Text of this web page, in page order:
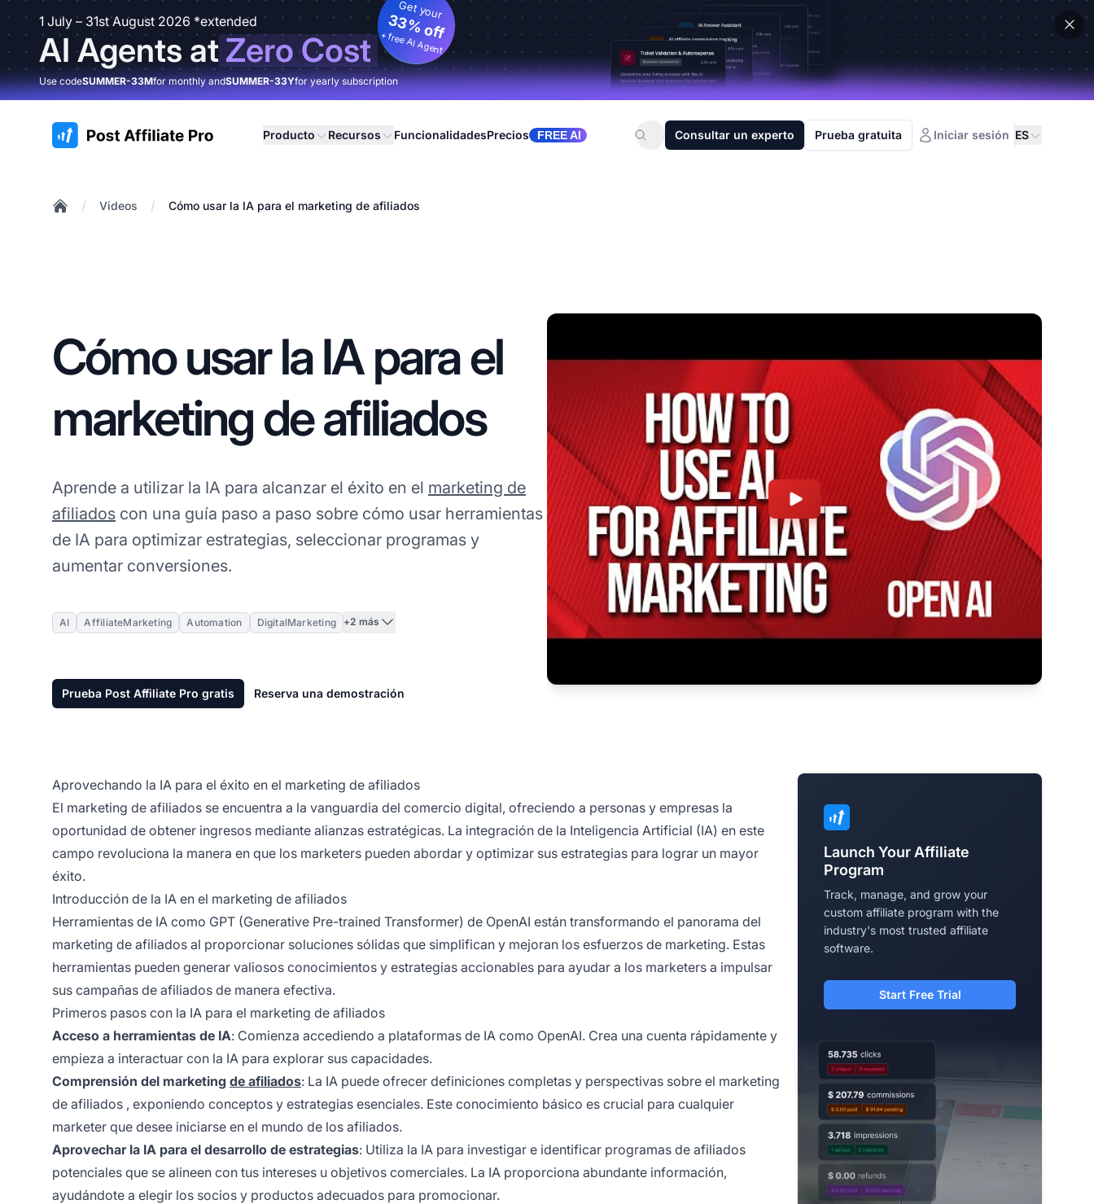
1 July – 31st August 2026 *extended
AI Agents atZero Cost
Get your
33% off
+ free AI Agent
Use codeSUMMER-33Mfor monthly andSUMMER-33Yfor yearly subscription
:site.title Producto Recursos FuncionalidadesPrecios FREE AI Consultar un experto Prueba gratuita Iniciar sesión ES
/ Videos / Cómo usar la IA para el marketing de afiliados
Cómo usar la IA para el
marketing de afiliados
Aprende a utilizar la IA para alcanzar el éxito en el marketing de
afiliados con una guía paso a paso sobre cómo usar herramientas
de IA para optimizar estrategias, seleccionar programas y
aumentar conversiones.
AI AffiliateMarketing Automation DigitalMarketing +2 más
Prueba Post Affiliate Pro gratis Reserva una demostración
Aprovechando la IA para el éxito en el marketing de afiliados
El marketing de afiliados se encuentra a la vanguardia del comercio digital, ofreciendo a personas y empresas la
oportunidad de obtener ingresos mediante alianzas estratégicas. La integración de la Inteligencia Artificial (IA) en este
campo revoluciona la manera en que los marketers pueden abordar y optimizar sus estrategias para lograr un mayor
éxito.
Introducción de la IA en el marketing de afiliados
Herramientas de IA como GPT (Generative Pre-trained Transformer) de OpenAI están transformando el panorama del
marketing de afiliados al proporcionar soluciones sólidas que simplifican y mejoran los esfuerzos de marketing. Estas
herramientas pueden generar valiosos conocimientos y estrategias accionables para ayudar a los marketers a impulsar
sus campañas de afiliados de manera efectiva.
Primeros pasos con la IA para el marketing de afiliados
Acceso a herramientas de IA: Comienza accediendo a plataformas de IA como OpenAI. Crea una cuenta rápidamente y
empieza a interactuar con la IA para explorar sus capacidades.
Comprensión del marketing de afiliados: La IA puede ofrecer definiciones completas y perspectivas sobre el marketing
de afiliados , exponiendo conceptos y estrategias esenciales. Este conocimiento básico es crucial para cualquier
marketer que desee iniciarse en el mundo de los afiliados.
Aprovechar la IA para el desarrollo de estrategias: Utiliza la IA para investigar e identificar programas de afiliados
potenciales que se alineen con tus intereses u objetivos comerciales. La IA proporciona abundante información,
ayudándote a elegir los socios y productos adecuados para promocionar.
Launch Your Affiliate
Program
Track, manage, and grow your
custom affiliate program with the
industry's most trusted affiliate
software.
Start Free Trial